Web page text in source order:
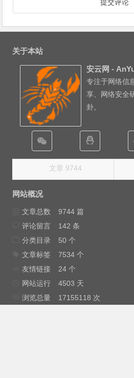
关于本站
安云网 -
专注于网络信
享、网络安全
卦。
文章 9744
网站概况
文章总数
9744 篇
评论留言
142 条
分类目录
50 个
文章标签
7534 个
友情链接
24 个
网站运行
4503 天
浏览总量
17155118 次